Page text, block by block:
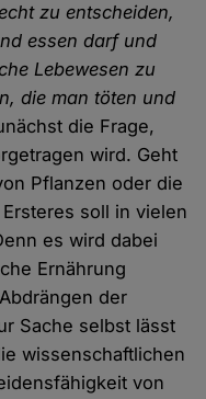
zu entscheiden,
essen darf und
Lebewesen zu
die man töten und
die Frage,
wird. Geht
Pflanzen oder die
soll in vielen
es wird dabei
Ernährung
der
Sache selbst lässt
wissenschaftlichen
von